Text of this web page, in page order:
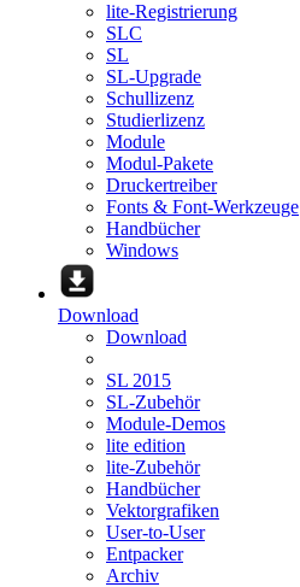
lite-Registrierung
SLC
SL
SL-Upgrade
Schullizenz
Studierlizenz
Module
Modul-Pakete
Druckertreiber
Fonts & Font-Werkzeuge
Handbücher
Windows
Download
Download
SL 2015
SL-Zubehör
Module-Demos
lite edition
lite-Zubehör
Handbücher
Vektorgrafiken
User-to-User
Entpacker
Archiv